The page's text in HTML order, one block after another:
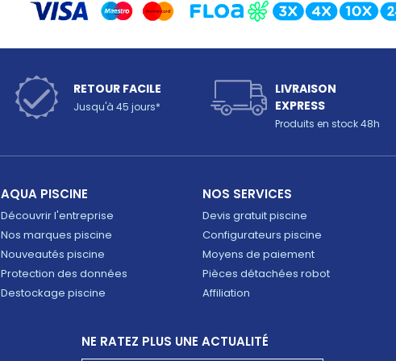
RETOUR FACILE
Jusqu'à 45 jours*
LIVRAISON
EXPRESS
Produits en stock 48h
AQUA PISCINE
Découvrir l'entreprise
Nos marques piscine
Nouveautés piscine
Protection des données
Destockage piscine
NOS SERVICES
Devis gratuit piscine
Configurateurs piscine
Moyens de paiement
Pièces détachées robot
Affiliation
NE RATEZ PLUS UNE ACTUALITÉ